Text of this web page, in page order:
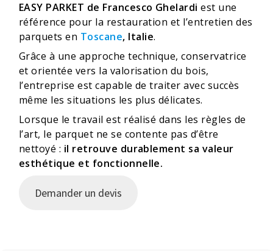
EASY PARKET de Francesco Ghelardi est une
référence pour la restauration et l’entretien des
parquets en Toscane, Italie.
Grâce à une approche technique, conservatrice
et orientée vers la valorisation du bois,
l’entreprise est capable de traiter avec succès
même les situations les plus délicates.
Lorsque le travail est réalisé dans les règles de
l’art, le parquet ne se contente pas d’être
nettoyé : il retrouve durablement sa valeur
esthétique et fonctionnelle.
Demander un devis